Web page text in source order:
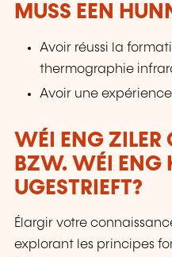
MUSS EEN
Avoir réussi la
thermographie
Avoir une
WÉI ENG ZILER
BZW. WÉI ENG
UGESTRIEFT?
Élargir votre
explorant les principes